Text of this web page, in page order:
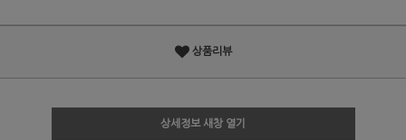
상품리뷰
상세정보 새창 열기